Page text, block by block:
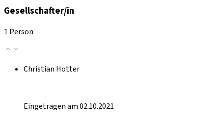
Gesellschafter/in
1 Person
Christian Hotter
Eingetragen am 02.10.2021